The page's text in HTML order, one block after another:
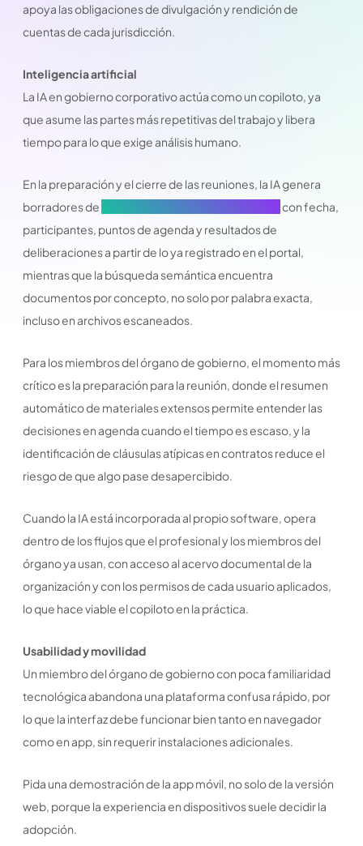
apoya las obligaciones de divulgación y rendición de
cuentas de cada jurisdicción.
Inteligencia artificial
La IA en gobierno corporativo actúa como un copiloto, ya
que asume las partes más repetitivas del trabajo y libera
tiempo para lo que exige análisis humano.
En la preparación y el cierre de las reuniones, la IA genera
borradores de
con fecha,
participantes, puntos de agenda y resultados de
deliberaciones a partir de lo ya registrado en el portal,
mientras que la búsqueda semántica encuentra
documentos por concepto, no solo por palabra exacta,
incluso en archivos escaneados.
Para los miembros del órgano de gobierno, el momento más
crítico es la preparación para la reunión, donde el resumen
automático de materiales extensos permite entender las
decisiones en agenda cuando el tiempo es escaso, y la
identificación de cláusulas atípicas en contratos reduce el
riesgo de que algo pase desapercibido.
Cuando la IA está incorporada al propio software, opera
dentro de los flujos que el profesional y los miembros del
órgano ya usan, con acceso al acervo documental de la
organización y con los permisos de cada usuario aplicados,
lo que hace viable el copiloto en la práctica.
Usabilidad y movilidad
Un miembro del órgano de gobierno con poca familiaridad
tecnológica abandona una plataforma confusa rápido, por
lo que la interfaz debe funcionar bien tanto en navegador
como en app, sin requerir instalaciones adicionales.
Pida una demostración de la app móvil, no solo de la versión
web, porque la experiencia en dispositivos suele decidir la
adopción.